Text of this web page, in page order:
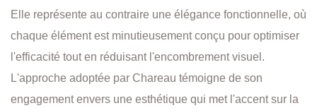
Elle représente au contraire une élégance fonctionnelle, où
chaque élément est minutieusement conçu pour optimiser
l'efficacité tout en réduisant l'encombrement visuel.
L'approche adoptée par Chareau témoigne de son
engagement envers une esthétique qui met l'accent sur la